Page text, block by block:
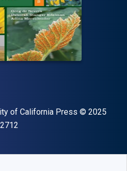
of California Press Copyright
© 2025